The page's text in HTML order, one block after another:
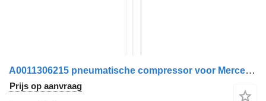
A0011306215 pneumatische compressor voor Mercedes-Benz ACTROS MP4 trekker
Prijs op aanvraag